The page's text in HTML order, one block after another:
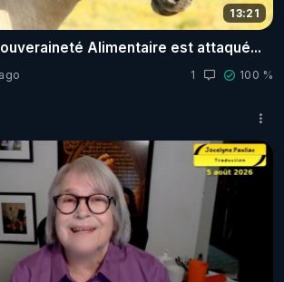
13:21
Alimentaire est attaqué...
1 100 %